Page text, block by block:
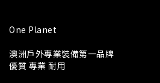
One Planet
澳洲戶外專業裝備第一品牌
優質 專業 耐用